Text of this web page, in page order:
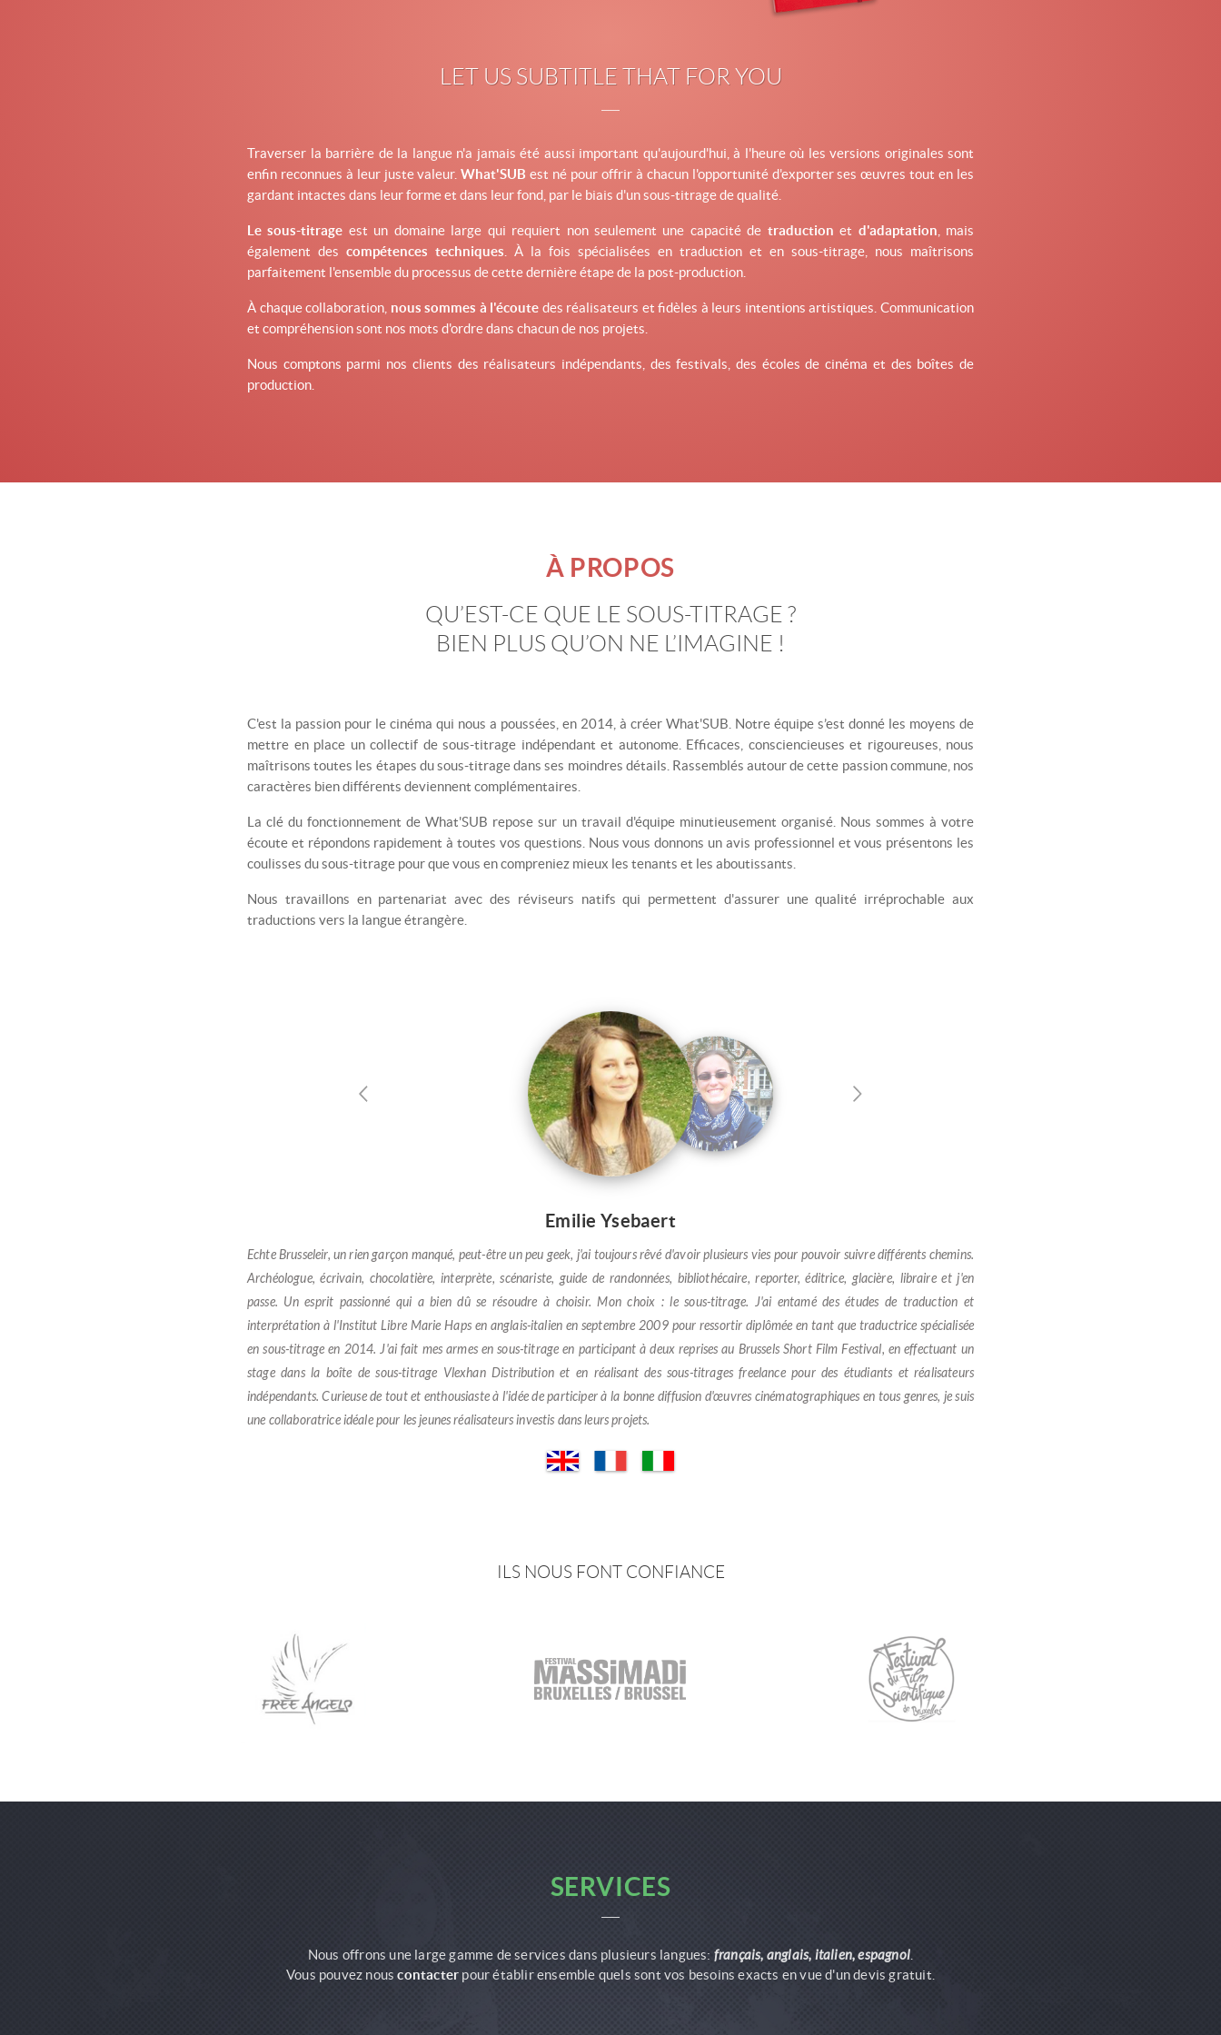
LET US SUBTITLE THAT FOR YOU
Traverser la barrière de la langue n'a jamais été aussi important qu'aujourd'hui, à l'heure où les versions originales sont
enfin reconnues à leur juste valeur.What'SUB est né pour offrir à chacun l'opportunité d'exporter ses œuvres tout en les
gardant intactes dans leur forme et dans leur fond, par le biais d'un sous-titrage de qualité.
Le sous-titrage est un domaine large qui requiert non seulement une capacité de traduction et d'adaptation , mais
également des compétences techniques . À la fois spécialisées en traduction et en sous-titrage, nous maîtrisons
parfaitement l'ensemble du processus de cette dernière étape de la post-production.
À chaque collaboration, nous sommes à l'écoute des réalisateurs et fidèles à leurs intentions artistiques. Communication
et compréhension sont nos mots d'ordre dans chacun de nos projets.
Nous comptons parmi nos clients des réalisateurs indépendants, des festivals, des écoles de cinéma et des boîtes de
production.
À PROPOS
QU’EST-CE QUE
LE SOUS-TITRAGE ?
BIEN PLUS QU’ON NE L’IMAGINE !
C'est la passion pour le cinéma qui nous a poussées, en 2014, à créer What'SUB. Notre équipe s’est donné les moyens de
mettre en place un collectif de sous-titrage indépendant et autonome. Efficaces, consciencieuses et rigoureuses, nous
maîtrisons toutes les étapes du sous-titrage dans ses moindres détails. Rassemblés autour de cette passion commune, nos
caractères bien différents deviennent complémentaires.
La clé du fonctionnement de What'SUB repose sur un travail d'équipe minutieusement organisé. Nous sommes à votre
écoute et répondons rapidement à toutes vos questions. Nous vous donnons un avis professionnel et vous présentons les
coulisses du sous-titrage pour que vous en compreniez mieux les tenants et les aboutissants.
Nous travaillons en partenariat avec des réviseurs natifs qui permettent d'assurer une qualité irréprochable aux
traductions vers la langue étrangère.
Emilie Ysebaert
Echte Brusseleir, un rien garçon manqué, peut-être un peu geek, j'ai toujours rêvé d'avoir plusieurs vies pour pouvoir suivre différents chemins.
Archéologue, écrivain, chocolatière, interprète, scénariste, guide de randonnées, bibliothécaire, reporter, éditrice, glacière, libraire et j'en
passe. Un esprit passionné qui a bien dû se résoudre à choisir. Mon choix : le sous-titrage. J'ai entamé des études de traduction et
interprétation à l'Institut Libre Marie Haps en anglais-italien en septembre 2009 pour ressortir diplômée en tant que traductrice spécialisée
en sous-titrage en 2014. J'ai fait mes armes en sous-titrage en participant à deux reprises au Brussels Short Film Festival, en effectuant un
stage dans la boîte de sous-titrage Vlexhan Distribution et en réalisant des sous-titrages freelance pour des étudiants et réalisateurs
indépendants. Curieuse de tout et enthousiaste à l'idée de participer à la bonne diffusion d'œuvres cinématographiques en tous genres, je suis
une collaboratrice idéale pour les jeunes réalisateurs investis dans leurs projets.
ILS NOUS FONT CONFIANCE
SERVICES
Nous offrons une large gamme de services dans plusieurs langues: français, anglais, italien, espagnol
Vous pouvez nouscontacter pour établir ensemble quels sont vos besoins exacts en vue d'un devis gratuit.